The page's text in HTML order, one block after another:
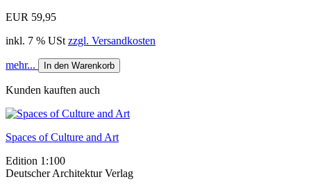
EUR 59,95
inkl. 7 % USt zzgl. Versandkosten
mehr... In den Warenkorb
Kunden kauften auch
Spaces of Culture and Art
Edition 1:100
Deutscher Architektur Verlag